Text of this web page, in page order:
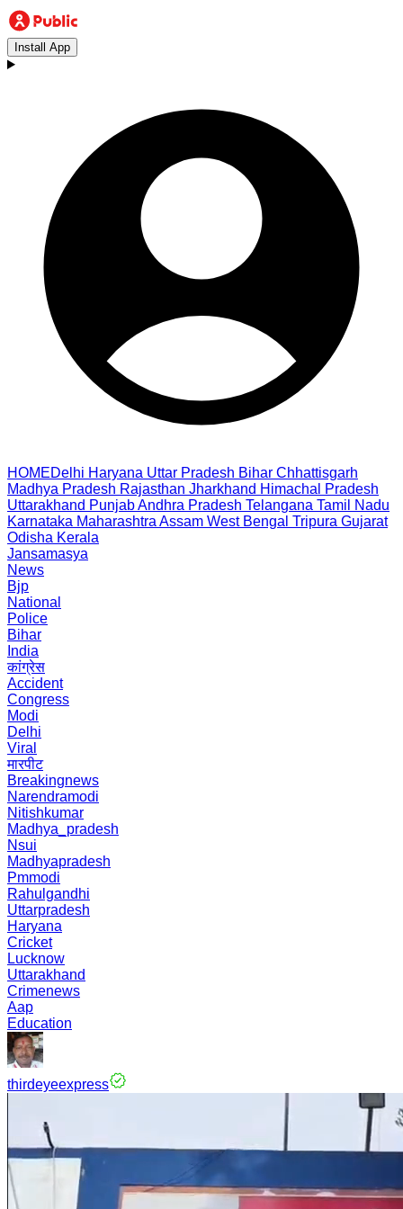
Install App
HOMEDelhi Haryana Uttar Pradesh Bihar Chhattisgarh
Madhya Pradesh Rajasthan Jharkhand Himachal Pradesh
Uttarakhand PunjabAndhra Pradesh Telangana Tamil Nadu
Karnataka Maharashtra Assam West Bengal Tripura Gujarat
Odisha Kerala
Jansamasya
News
Bjp
National
Police
Bihar
India
कांग्रेस
Accident
Congress
Modi
Delhi
Viral
मारपीट
Breakingnews
Narendramodi
Nitishkumar
Madhya_pradesh
Nsui
Madhyapradesh
Pmmodi
Rahulgandhi
Uttarpradesh
Haryana
Cricket
Lucknow
Uttarakhand
Crimenews
Aap
Education
thirdeyeexpress